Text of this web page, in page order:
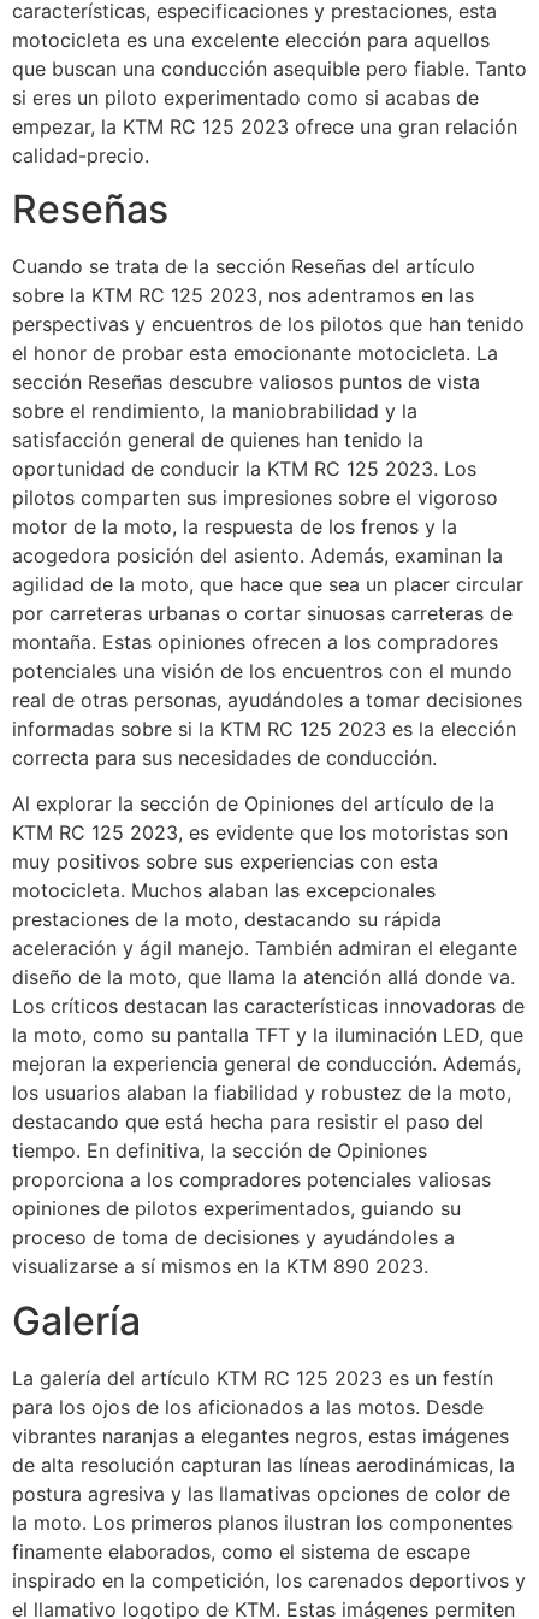
características, especificaciones y prestaciones, esta
motocicleta es una excelente elección para aquellos
que buscan una conducción asequible pero fiable. Tanto
si eres un piloto experimentado como si acabas de
empezar, la KTM RC 125 2023 ofrece una gran relación
calidad-precio.
Reseñas
Cuando se trata de la sección Reseñas del artículo
sobre la KTM RC 125 2023, nos adentramos en las
perspectivas y encuentros de los pilotos que han tenido
el honor de probar esta emocionante motocicleta. La
sección Reseñas descubre valiosos puntos de vista
sobre el rendimiento, la maniobrabilidad y la
satisfacción general de quienes han tenido la
oportunidad de conducir la KTM RC 125 2023. Los
pilotos comparten sus impresiones sobre el vigoroso
motor de la moto, la respuesta de los frenos y la
acogedora posición del asiento. Además, examinan la
agilidad de la moto, que hace que sea un placer circular
por carreteras urbanas o cortar sinuosas carreteras de
montaña. Estas opiniones ofrecen a los compradores
potenciales una visión de los encuentros con el mundo
real de otras personas, ayudándoles a tomar decisiones
informadas sobre si la KTM RC 125 2023 es la elección
correcta para sus necesidades de conducción.
Al explorar la sección de Opiniones del artículo de la
KTM RC 125 2023, es evidente que los motoristas son
muy positivos sobre sus experiencias con esta
motocicleta. Muchos alaban las excepcionales
prestaciones de la moto, destacando su rápida
aceleración y ágil manejo. También admiran el elegante
diseño de la moto, que llama la atención allá donde va.
Los críticos destacan las características innovadoras de
la moto, como su pantalla TFT y la iluminación LED, que
mejoran la experiencia general de conducción. Además,
los usuarios alaban la fiabilidad y robustez de la moto,
destacando que está hecha para resistir el paso del
tiempo. En definitiva, la sección de Opiniones
proporciona a los compradores potenciales valiosas
opiniones de pilotos experimentados, guiando su
proceso de toma de decisiones y ayudándoles a
visualizarse a sí mismos en la KTM 890 2023.
Galería
La galería del artículo KTM RC 125 2023 es un festín
para los ojos de los aficionados a las motos. Desde
vibrantes naranjas a elegantes negros, estas imágenes
de alta resolución capturan las líneas aerodinámicas, la
postura agresiva y las llamativas opciones de color de
la moto. Los primeros planos ilustran los componentes
finamente elaborados, como el sistema de escape
inspirado en la competición, los carenados deportivos y
el llamativo logotipo de KTM. Estas imágenes permiten